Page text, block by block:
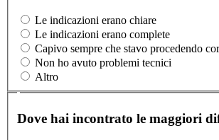
Le indicazioni erano chiare
Le indicazioni erano complete
Capivo sempre che stavo procedendo
Non ho avuto problemi tecnici
Altro
Dove hai incontrato le maggiori